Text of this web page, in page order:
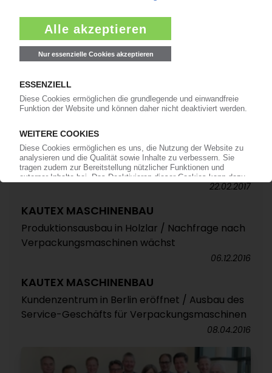
Spezialist für Blasformtechnik erweitert den
Stammsitz in Bonn / Neue Niederlassung in
Russland
22.02.2017
KAUTEX MASCHINENBAU
Produktionsausbau in Holzlar / Nachfrage nach
Verpackungsmaschinen wächst
06.12.2016
KAUTEX MASCHINENBAU
Kundenzentrum in Berlin eröffnet / Ausbau des
Service-Geschäfts für Verpackungsmaschinen
08.04.2016